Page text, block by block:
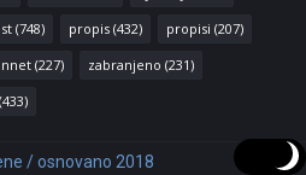
(748) propis (432) propisi (207)
(227) zabranjeno (231)
(433)
/ osnovano 2018